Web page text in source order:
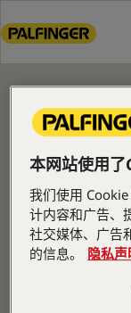
to
footer
content
Please edit me.
本网站使用了
我们使用
计内容和广告、
社交媒体、广告
的信息。
隐私声